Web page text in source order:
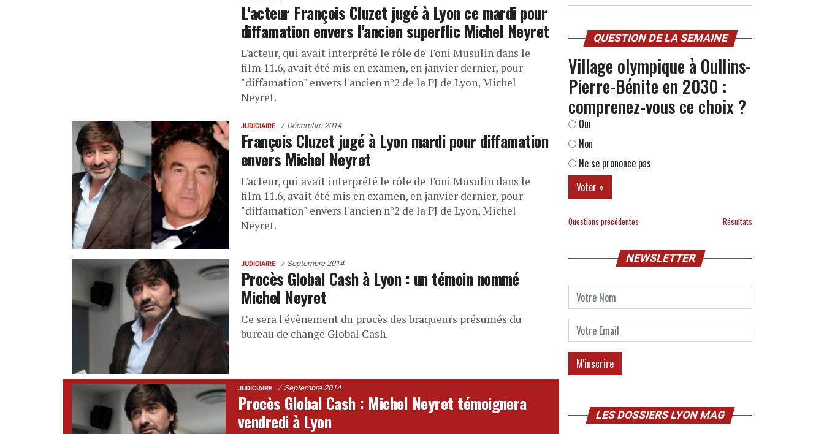
L'acteur François Cluzet jugé à Lyon ce mardi pour
diffamation envers l'ancien superflic Michel Neyret
L'acteur, qui avait interprété le rôle de Toni Musulin dans le
film 11.6, avait été mis en examen, en janvier dernier, pour
"diffamation" envers l'ancien n°2 de la PJ de Lyon, Michel
Neyret.
JUDICIAIRE Décembre 2014
François Cluzet jugé à Lyon mardi pour diffamation
envers Michel Neyret
L'acteur, qui avait interprété le rôle de Toni Musulin dans le
film 11.6, avait été mis en examen, en janvier dernier, pour
"diffamation" envers l'ancien n°2 de la PJ de Lyon, Michel
Neyret.
JUDICIAIRE Septembre 2014
Procès Global Cash à Lyon : un témoin nommé
Michel Neyret
Ce sera l'évènement du procès des braqueurs présumés du
bureau de change Global Cash.
JUDICIAIRE Septembre 2014
Procès Global Cash : Michel Neyret témoignera
vendredi à Lyon
QUESTION DE LA SEMAINE
Village olympique à Oullins-
Pierre-Bénite en 2030 :
comprenez-vous ce choix ?
Oui
Non
Ne se prononce pas
Questions précédentes Résultats
NEWSLETTER
LES DOSSIERS LYON MAG